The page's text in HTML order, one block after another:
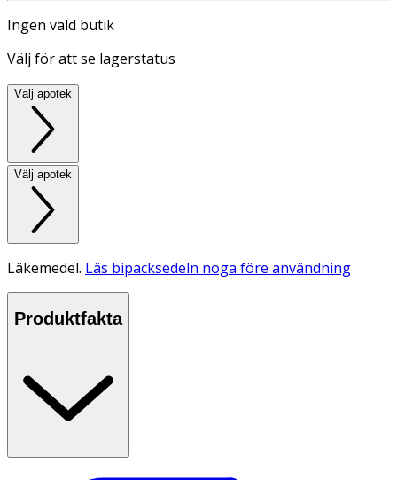
Ingen vald butik
Välj för att se lagerstatus
Välj apotek
Välj apotek
Läkemedel. Läs bipacksedeln noga före användning
Produktfakta